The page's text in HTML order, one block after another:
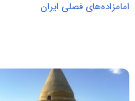
امامزاده‌های فصلی ایران